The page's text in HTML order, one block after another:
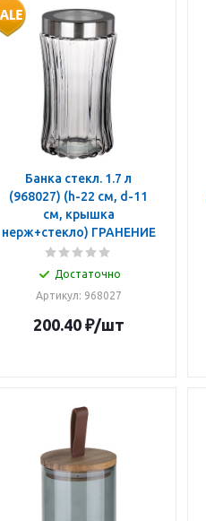
Банка стекл. 1.7 л
(968027) (h-22 см, d-11
см, крышка
нерж+стекло) ГРАНЕНИЕ
Достаточно
Артикул: 968027
200.40₽/шт